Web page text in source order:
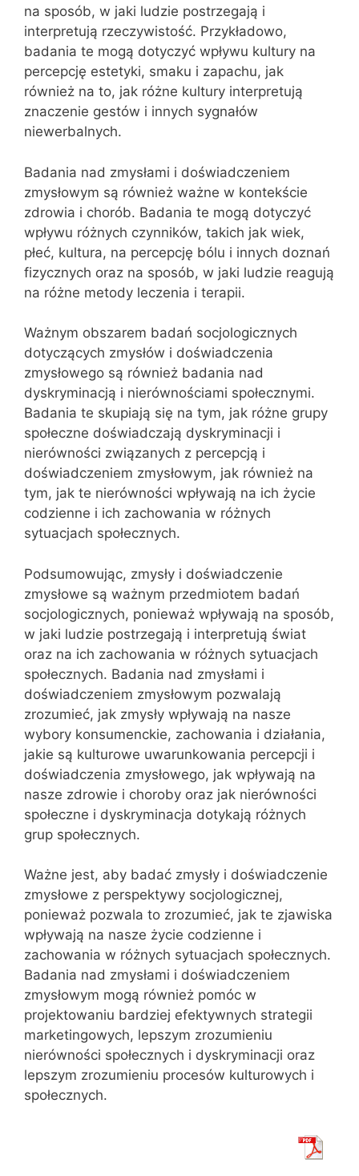
na sposób, w jaki ludzie postrzegają i
interpretują rzeczywistość. Przykładowo,
badania te mogą dotyczyć wpływu kultury na
percepcję estetyki, smaku i zapachu, jak
również na to, jak różne kultury interpretują
znaczenie gestów i innych sygnałów
niewerbalnych.
Badania nad zmysłami i doświadczeniem
zmysłowym są również ważne w kontekście
zdrowia i chorób. Badania te mogą dotyczyć
wpływu różnych czynników, takich jak wiek,
płeć, kultura, na percepcję bólu i innych doznań
fizycznych oraz na sposób, w jaki ludzie reagują
na różne metody leczenia i terapii.
Ważnym obszarem badań socjologicznych
dotyczących zmysłów i doświadczenia
zmysłowego są również badania nad
dyskryminacją i nierównościami społecznymi.
Badania te skupiają się na tym, jak różne grupy
społeczne doświadczają dyskryminacji i
nierówności związanych z percepcją i
doświadczeniem zmysłowym, jak również na
tym, jak te nierówności wpływają na ich życie
codzienne i ich zachowania w różnych
sytuacjach społecznych.
Podsumowując, zmysły i doświadczenie
zmysłowe są ważnym przedmiotem badań
socjologicznych, ponieważ wpływają na sposób,
w jaki ludzie postrzegają i interpretują świat
oraz na ich zachowania w różnych sytuacjach
społecznych. Badania nad zmysłami i
doświadczeniem zmysłowym pozwalają
zrozumieć, jak zmysły wpływają na nasze
wybory konsumenckie, zachowania i działania,
jakie są kulturowe uwarunkowania percepcji i
doświadczenia zmysłowego, jak wpływają na
nasze zdrowie i choroby oraz jak nierówności
społeczne i dyskryminacja dotykają różnych
grup społecznych.
Ważne jest, aby badać zmysły i doświadczenie
zmysłowe z perspektywy socjologicznej,
ponieważ pozwala to zrozumieć, jak te zjawiska
wpływają na nasze życie codzienne i
zachowania w różnych sytuacjach społecznych.
Badania nad zmysłami i doświadczeniem
zmysłowym mogą również pomóc w
projektowaniu bardziej efektywnych strategii
marketingowych, lepszym zrozumieniu
nierówności społecznych i dyskryminacji oraz
lepszym zrozumieniu procesów kulturowych i
społecznych.